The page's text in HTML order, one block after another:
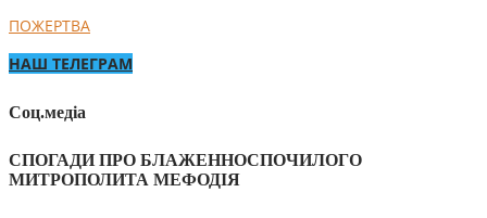
ПОЖЕРТВА
НАШ ТЕЛЕГРАМ
Соц.медіа
СПОГАДИ ПРО БЛАЖЕННОСПОЧИЛОГО
МИТРОПОЛИТА МЕФОДІЯ